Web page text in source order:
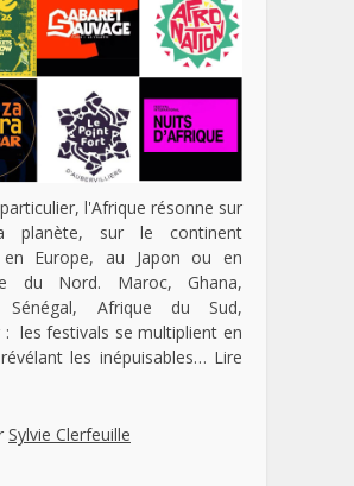
l'Afrique résonne sur
planète, sur le continent
Europe, au Japon ou en
du Nord. Maroc, Ghana,
Sénégal, Afrique du Sud,
: les festivals se multiplient en
les inépuisables… Lire
Sylvie Clerfeuille